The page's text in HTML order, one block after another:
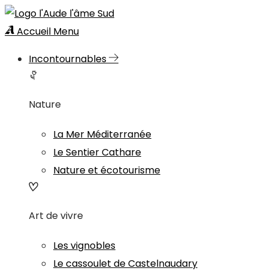
Accueil Menu
Incontournables
Nature
La Mer Méditerranée
Le Sentier Cathare
Nature et écotourisme
Art de vivre
Les vignobles
Le cassoulet de Castelnaudary